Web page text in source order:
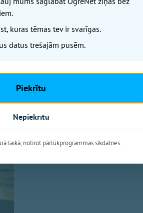
Lai arī
tas ir sācies!
Latvijā noslēdzies gada
gaišākais ceturksnis jeb
savukārt tumšākie trīs
4. februārim.
kuras tēmas tev ir svarīgas.
datus trešajām pusēm.
Piekrītu
Nepiekrītu
laikā, notīrot pārlūkprogrammas sīkdatnes.